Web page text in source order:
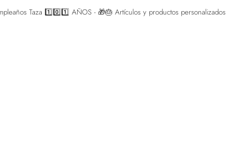
Taza 1️⃣0️⃣1️⃣ AÑOS - 🎁🎂 Artículos y productos